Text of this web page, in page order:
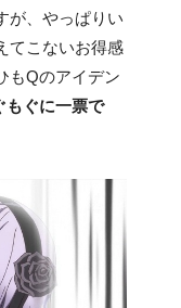
が、やっぱりい
てこないお得感
もQのアイデン
もぐに一票で